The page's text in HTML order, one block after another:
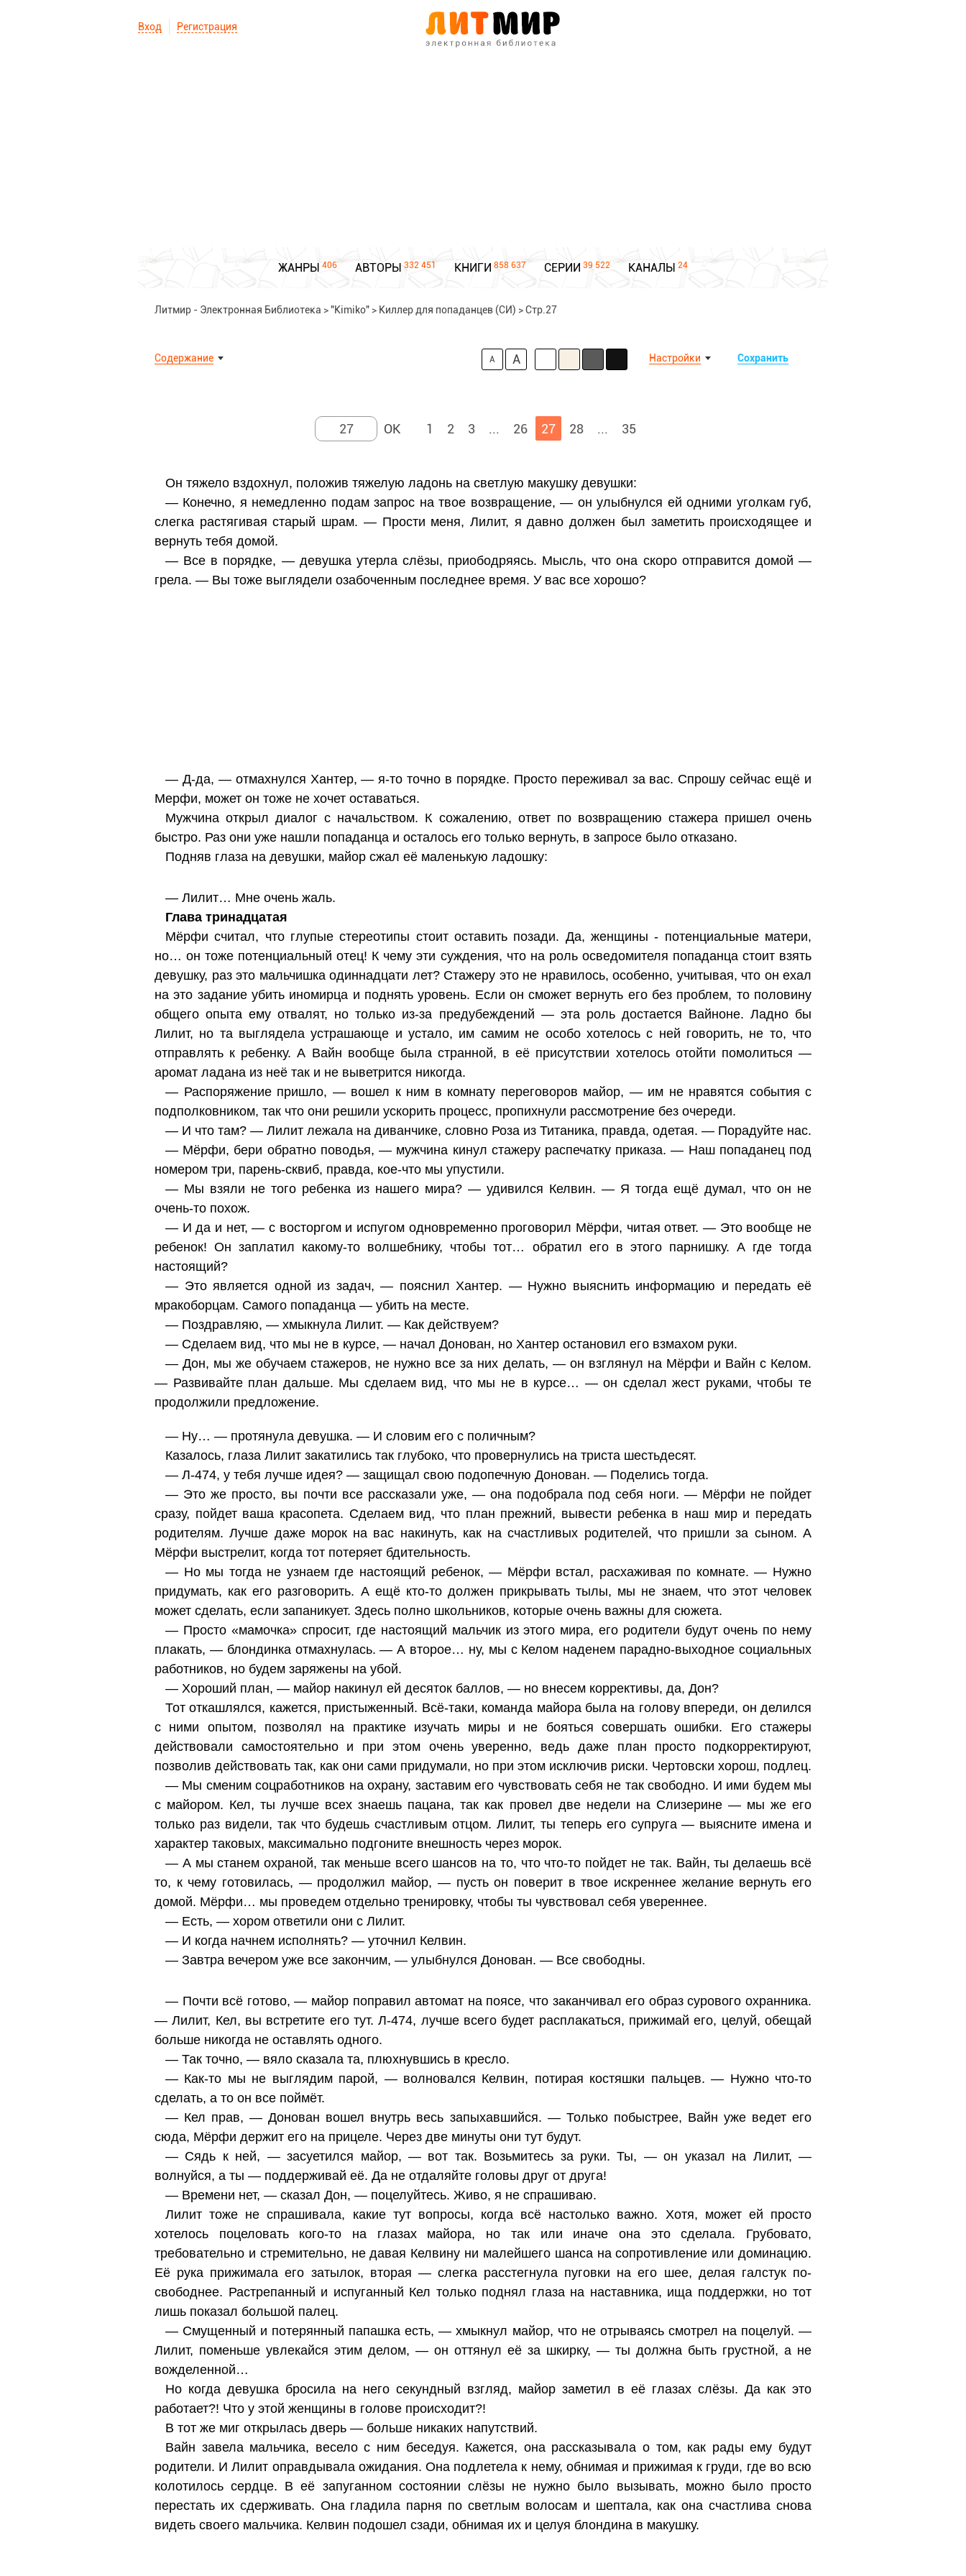
Вход Регистрация
ЖАНРЫ 406 АВТОРЫ 332 451 КНИГИ 858 637 СЕРИИ 39 522 КАНАЛЫ 24
Литмир - Электронная Библиотека >"Kimiko" > Киллер для попаданцев (СИ) >Стр.27
Содержание Сохранить
Настройки
A A
1 2 3 ... 26 27 28 ... 35
Он тяжело вздохнул, положив тяжелую ладонь на светлую макушку девушки:
— Конечно, я немедленно подам запрос на твое возвращение, — он улыбнулся ей одними уголкам губ,
слегка растягивая старый шрам. — Прости меня, Лилит, я давно должен был заметить происходящее и
вернуть тебя домой.
— Все в порядке, — девушка утерла слёзы, приободряясь. Мысль, что она скоро отправится домой —
грела. — Вы тоже выглядели озабоченным последнее время. У вас все хорошо?
— Д-да, — отмахнулся Хантер, — я-то точно в порядке. Просто переживал за вас. Спрошу сейчас ещё и
Мерфи, может он тоже не хочет оставаться.
Мужчина открыл диалог с начальством. К сожалению, ответ по возвращению стажера пришел очень
быстро. Раз они уже нашли попаданца и осталось его только вернуть, в запросе было отказано.
Подняв глаза на девушки, майор сжал её маленькую ладошку:
— Лилит… Мне очень жаль.
Глава тринадцатая
Мёрфи считал, что глупые стереотипы стоит оставить позади. Да, женщины - потенциальные матери,
но… он тоже потенциальный отец! К чему эти суждения, что на роль осведомителя попаданца стоит взять
девушку, раз это мальчишка одиннадцати лет? Стажеру это не нравилось, особенно, учитывая, что он ехал
на это задание убить иномирца и поднять уровень. Если он сможет вернуть его без проблем, то половину
общего опыта ему отвалят, но только из-за предубеждений — эта роль достается Вайноне. Ладно бы
Лилит, но та выглядела устрашающе и устало, им самим не особо хотелось с ней говорить, не то, что
отправлять к ребенку. А Вайн вообще была странной, в её присутствии хотелось отойти помолиться —
аромат ладана из неё так и не выветрится никогда.
— Распоряжение пришло, — вошел к ним в комнату переговоров майор, — им не нравятся события с
подполковником, так что они решили ускорить процесс, пропихнули рассмотрение без очереди.
— И что там? — Лилит лежала на диванчике, словно Роза из Титаника, правда, одетая. — Порадуйте нас.
— Мёрфи, бери обратно поводья, — мужчина кинул стажеру распечатку приказа. — Наш попаданец под
номером три, парень-сквиб, правда, кое-что мы упустили.
— Мы взяли не того ребенка из нашего мира? — удивился Келвин. — Я тогда ещё думал, что он не
очень-то похож.
— И да и нет, — с восторгом и испугом одновременно проговорил Мёрфи, читая ответ. — Это вообще не
ребенок! Он заплатил какому-то волшебнику, чтобы тот… обратил его в этого парнишку. А где тогда
настоящий?
— Это является одной из задач, — пояснил Хантер. — Нужно выяснить информацию и передать её
мракоборцам. Самого попаданца — убить на месте.
— Поздравляю, — хмыкнула Лилит. — Как действуем?
— Сделаем вид, что мы не в курсе, — начал Донован, но Хантер остановил его взмахом руки.
— Дон, мы же обучаем стажеров, не нужно все за них делать, — он взглянул на Мёрфи и Вайн с Келом.
— Развивайте план дальше. Мы сделаем вид, что мы не в курсе… — он сделал жест руками, чтобы те
продолжили предложение.
— Ну… — протянула девушка. — И словим его с поличным?
Казалось, глаза Лилит закатились так глубоко, что провернулись на триста шестьдесят.
— Л-474, у тебя лучше идея? — защищал свою подопечную Донован. — Поделись тогда.
— Это же просто, вы почти все рассказали уже, — она подобрала под себя ноги. — Мёрфи не пойдет
сразу, пойдет ваша красопета. Сделаем вид, что план прежний, вывести ребенка в наш мир и передать
родителям. Лучше даже морок на вас накинуть, как на счастливых родителей, что пришли за сыном. А
Мёрфи выстрелит, когда тот потеряет бдительность.
— Но мы тогда не узнаем где настоящий ребенок, — Мёрфи встал, расхаживая по комнате. — Нужно
придумать, как его разговорить. А ещё кто-то должен прикрывать тылы, мы не знаем, что этот человек
может сделать, если запаникует. Здесь полно школьников, которые очень важны для сюжета.
— Просто «мамочка» спросит, где настоящий мальчик из этого мира, его родители будут очень по нему
плакать, — блондинка отмахнулась. — А второе… ну, мы с Келом наденем парадно-выходное социальных
работников, но будем заряжены на убой.
— Хороший план, — майор накинул ей десяток баллов, — но внесем коррективы, да, Дон?
Тот откашлялся, кажется, пристыженный. Всё-таки, команда майора была на голову впереди, он делился
с ними опытом, позволял на практике изучать миры и не бояться совершать ошибки. Его стажеры
действовали самостоятельно и при этом очень уверенно, ведь даже план просто подкорректируют,
позволив действовать так, как они сами придумали, но при этом исключив риски. Чертовски хорош, подлец.
— Мы сменим соцработников на охрану, заставим его чувствовать себя не так свободно. И ими будем мы
с майором. Кел, ты лучше всех знаешь пацана, так как провел две недели на Слизерине — мы же его
только раз видели, так что будешь счастливым отцом. Лилит, ты теперь его супруга — выясните имена и
характер таковых, максимально подгоните внешность через морок.
— А мы станем охраной, так меньше всего шансов на то, что что-то пойдет не так. Вайн, ты делаешь всё
то, к чему готовилась, — продолжил майор, — пусть он поверит в твое искреннее желание вернуть его
домой. Мёрфи… мы проведем отдельно тренировку, чтобы ты чувствовал себя увереннее.
— Есть, — хором ответили они с Лилит.
— И когда начнем исполнять? — уточнил Келвин.
— Завтра вечером уже все закончим, — улыбнулся Донован. — Все свободны.
— Почти всё готово, — майор поправил автомат на поясе, что заканчивал его образ сурового охранника.
— Лилит, Кел, вы встретите его тут. Л-474, лучше всего будет расплакаться, прижимай его, целуй, обещай
больше никогда не оставлять одного.
— Так точно, — вяло сказала та, плюхнувшись в кресло.
— Как-то мы не выглядим парой, — волновался Келвин, потирая костяшки пальцев. — Нужно что-то
сделать, а то он все поймёт.
— Кел прав, — Донован вошел внутрь весь запыхавшийся. — Только побыстрее, Вайн уже ведет его
сюда, Мёрфи держит его на прицеле. Через две минуты они тут будут.
— Сядь к ней, — засуетился майор, — вот так. Возьмитесь за руки. Ты, — он указал на Лилит, —
волнуйся, а ты — поддерживай её. Да не отдаляйте головы друг от друга!
— Времени нет, — сказал Дон, — поцелуйтесь. Живо, я не спрашиваю.
Лилит тоже не спрашивала, какие тут вопросы, когда всё настолько важно. Хотя, может ей просто
хотелось поцеловать кого-то на глазах майора, но так или иначе она это сделала. Грубовато,
требовательно и стремительно, не давая Келвину ни малейшего шанса на сопротивление или доминацию.
Её рука прижимала его затылок, вторая — слегка расстегнула пуговки на его шее, делая галстук по-
свободнее. Растрепанный и испуганный Кел только поднял глаза на наставника, ища поддержки, но тот
лишь показал большой палец.
— Смущенный и потерянный папашка есть, — хмыкнул майор, что не отрываясь смотрел на поцелуй. —
Лилит, поменьше увлекайся этим делом, — он оттянул её за шкирку, — ты должна быть грустной, а не
вожделенной…
Но когда девушка бросила на него секундный взгляд, майор заметил в её глазах слёзы. Да как это
работает?! Что у этой женщины в голове происходит?!
В тот же миг открылась дверь — больше никаких напутствий.
Вайн завела мальчика, весело с ним беседуя. Кажется, она рассказывала о том, как рады ему будут
родители. И Лилит оправдывала ожидания. Она подлетела к нему, обнимая и прижимая к груди, где во всю
колотилось сердце. В её запуганном состоянии слёзы не нужно было вызывать, можно было просто
перестать их сдерживать. Она гладила парня по светлым волосам и шептала, как она счастлива снова
видеть своего мальчика. Келвин подошел сзади, обнимая их и целуя блондина в макушку.